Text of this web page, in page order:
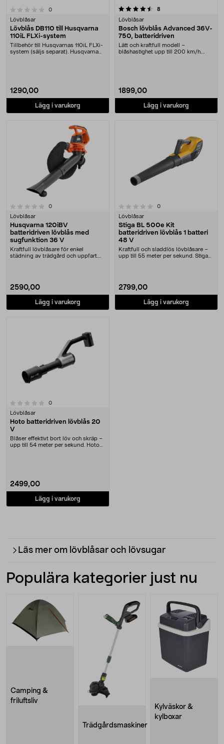
0recensioner
Lövblåsar
Lövblås DB110 till Husqvarna
110iL FLXi-system
Tillbehör till Husqvarnas 110iL FLXi-
system (säljs separat). Husqvarna
1290,00
Lägg i varukorg
4.5 av 5 stjärnor 8
Lövblåsar
Bosch lövblås Advanced 36V-
750, batteridriven
Lätt och kraftfull modell –
blåshastighet upp till 200 km/h.
1899,00
Lägg i varukorg
0recensioner
Lövblåsar
Husqvarna 120iBV
batteridriven lövblås med
sugfunktion 36 V
Kraftfull lövblåsare för enkel
städning av trädgård och uppfart.
2590,00
Lägg i varukorg
0.0 av 5 stjärnor 0recensioner
Lövblåsar
Stiga BL 500e Kit
batteridriven lövblås 1 batteri
48 V
Kraftfull och sladdlös lövblåsare –
upp till 55 meter per sekund. Stiga
2799,00
Lägg i varukorg
0recensioner
Lövblåsar
Hoto batteridriven lövblås 20
V
Blåser effektivt bort löv och skräp –
upp till 54 meter per sekund. Hoto
2499,00
Lägg i varukorg
Läs mer om lövblåsar och lövsugar
Populära kategorier just nu
Camping &
friluftsliv
Trädgårdsmaskiner
Kylväskor &
kylboxar